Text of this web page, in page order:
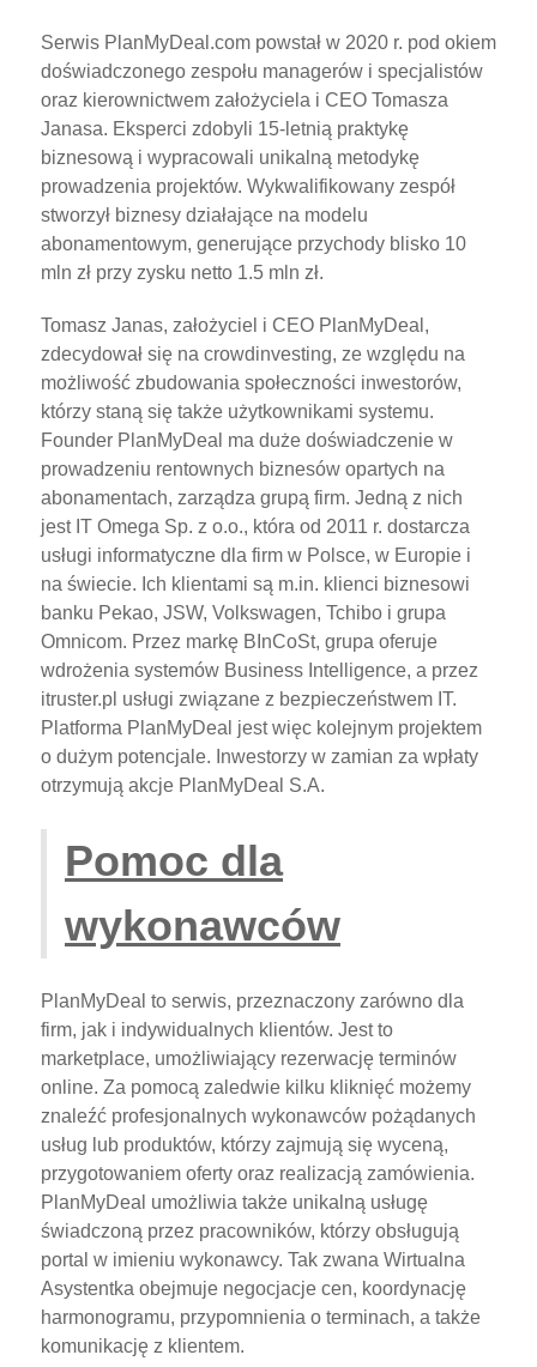
Serwis PlanMyDeal.com powstał w 2020 r. pod okiem
doświadczonego zespołu managerów i specjalistów
oraz kierownictwem założyciela i CEO Tomasza
Janasa. Eksperci zdobyli 15-letnią praktykę
biznesową i wypracowali unikalną metodykę
prowadzenia projektów. Wykwalifikowany zespół
stworzył biznesy działające na modelu
abonamentowym, generujące przychody blisko 10
mln zł przy zysku netto 1.5 mln zł.
Tomasz Janas, założyciel i CEO PlanMyDeal,
zdecydował się na crowdinvesting, ze względu na
możliwość zbudowania społeczności inwestorów,
którzy staną się także użytkownikami systemu.
Founder PlanMyDeal ma duże doświadczenie w
prowadzeniu rentownych biznesów opartych na
abonamentach, zarządza grupą firm. Jedną z nich
jest IT Omega Sp. z o.o., która od 2011 r. dostarcza
usługi informatyczne dla firm w Polsce, w Europie i
na świecie. Ich klientami są m.in. klienci biznesowi
banku Pekao, JSW, Volkswagen, Tchibo i grupa
Omnicom. Przez markę BInCoSt, grupa oferuje
wdrożenia systemów Business Intelligence, a przez
itruster.pl usługi związane z bezpieczeństwem IT.
Platforma PlanMyDeal jest więc kolejnym projektem
o dużym potencjale. Inwestorzy w zamian za wpłaty
otrzymują akcje PlanMyDeal S.A.
Pomoc dla
wykonawców
PlanMyDeal to serwis, przeznaczony zarówno dla
firm, jak i indywidualnych klientów. Jest to
marketplace, umożliwiający rezerwację terminów
online. Za pomocą zaledwie kilku kliknięć możemy
znaleźć profesjonalnych wykonawców pożądanych
usług lub produktów, którzy zajmują się wyceną,
przygotowaniem oferty oraz realizacją zamówienia.
PlanMyDeal umożliwia także unikalną usługę
świadczoną przez pracowników, którzy obsługują
portal w imieniu wykonawcy. Tak zwana Wirtualna
Asystentka obejmuje negocjacje cen, koordynację
harmonogramu, przypomnienia o terminach, a także
komunikację z klientem.